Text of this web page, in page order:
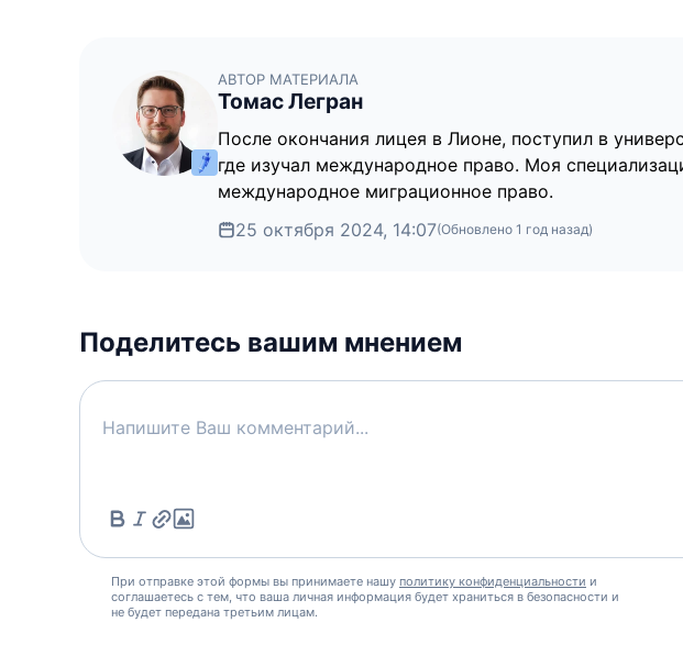
АВТОР МАТЕРИАЛА
Томас Легран
После окончания лицея в Лионе, поступил в
где изучал международное право. Моя
международное миграционное право.
25 октября 2024, 14:07(Обновлено 1 год назад)
Поделитесь вашим мнением
При отправке этой формы вы принимаете нашу политику конфиденциальности и
соглашаетесь с тем, что ваша личная информация будет храниться в безопасности и
не будет передана третьим лицам.